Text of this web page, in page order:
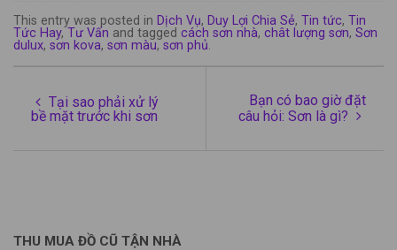
This entry was posted in Dịch Vụ, Duy Lợi Chia Sẻ, Tin tức, Tin
Tức Hay, Tư Vấn and tagged cách sơn nhà, chât lượng sơn, Sơn
dulux, sơn kova, sơn màu, sơn phủ.
Tại sao phải xử lý
bề mặt trước khi sơn
Bạn có bao giờ đặt
câu hỏi: Sơn là gì?
THU MUA ĐỒ CŨ TẬN NHÀ